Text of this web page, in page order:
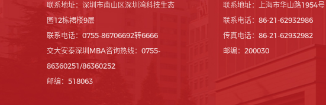
联系地址：深圳市南山区深圳湾科技生态
园12栋裙楼9层
联系电话：0755-86706692转6666
交大安泰深圳MBA咨询热线：0755-
86360251/86360252
邮编：518063
联系地址：上海市华山路1954号
联系电话：86-21-62932986
传真电话：86-21-62932982
邮编：200030